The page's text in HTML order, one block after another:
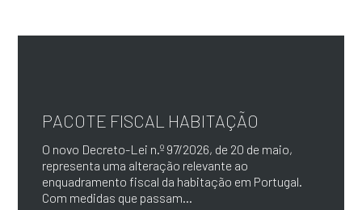
PACOTE FISCAL HABITAÇÃO
O novo Decreto-Lei n.º 97/2026, de 20 de maio,
representa uma alteração relevante ao
enquadramento fiscal da habitação em Portugal.
Com medidas que passam...